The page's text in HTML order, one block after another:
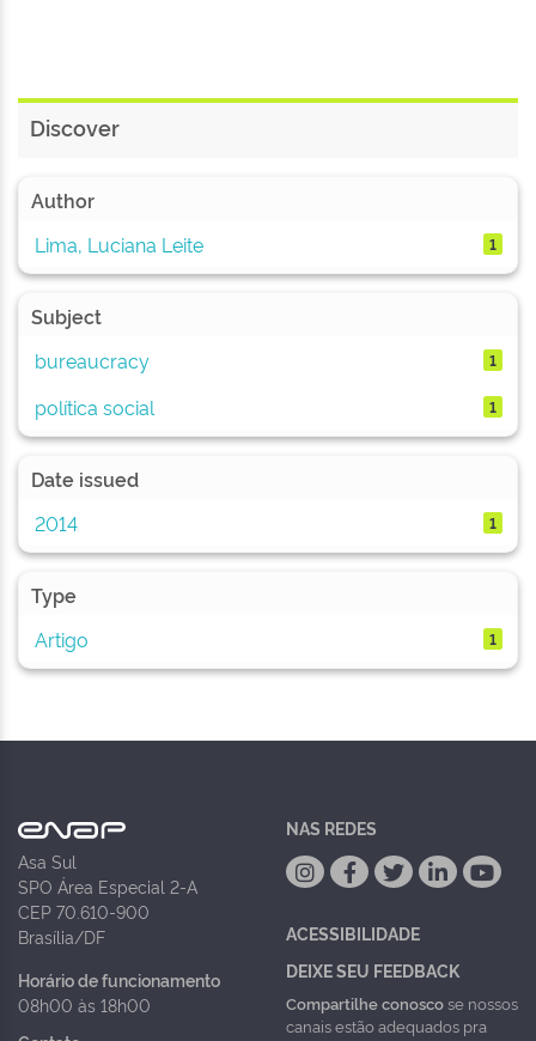
Discover
Author
Lima, Luciana Leite
1
Subject
bureaucracy
1
política social 1
Date issued
2014
1
Type
Artigo
1
Asa Sul
SPO Área Especial 2-A
CEP 70.610-900
Brasília/DF
Horário de funcionamento
08h00 às 18h00
NAS REDES
ACESSIBILIDADE
DEIXE SEU FEEDBACK
Compartilhe conoscose nossos
canais estão adequados pra